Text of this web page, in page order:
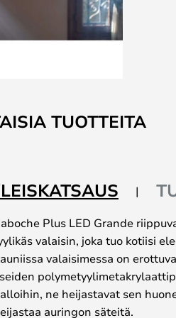
TUOTTEITA
Plus LED Grande
valaisin, joka tuo kotiisi
valaisimessa on
ne heijastavat sen
auringon säteitä.